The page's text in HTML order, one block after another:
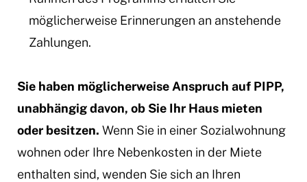
möglicherweise Erinnerungen an anstehende
Zahlungen.
Sie haben möglicherweise Anspruch auf PIPP,
unabhängig davon, ob Sie Ihr Haus mieten
oder besitzen. Wenn Sie in einer Sozialwohnung
wohnen oder Ihre Nebenkosten in der Miete
enthalten sind, wenden Sie sich an Ihren